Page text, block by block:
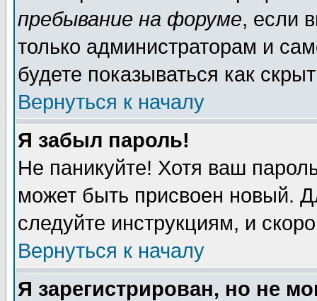
пребывание на форуме, если
только администраторам и
будете показываться как
Вернуться к началу
Я забыл пароль!
Не паникуйте! Хотя ваш
может быть присвоен новый.
следуйте инструкциям, и
Вернуться к началу
Я зарегистрирован, но не